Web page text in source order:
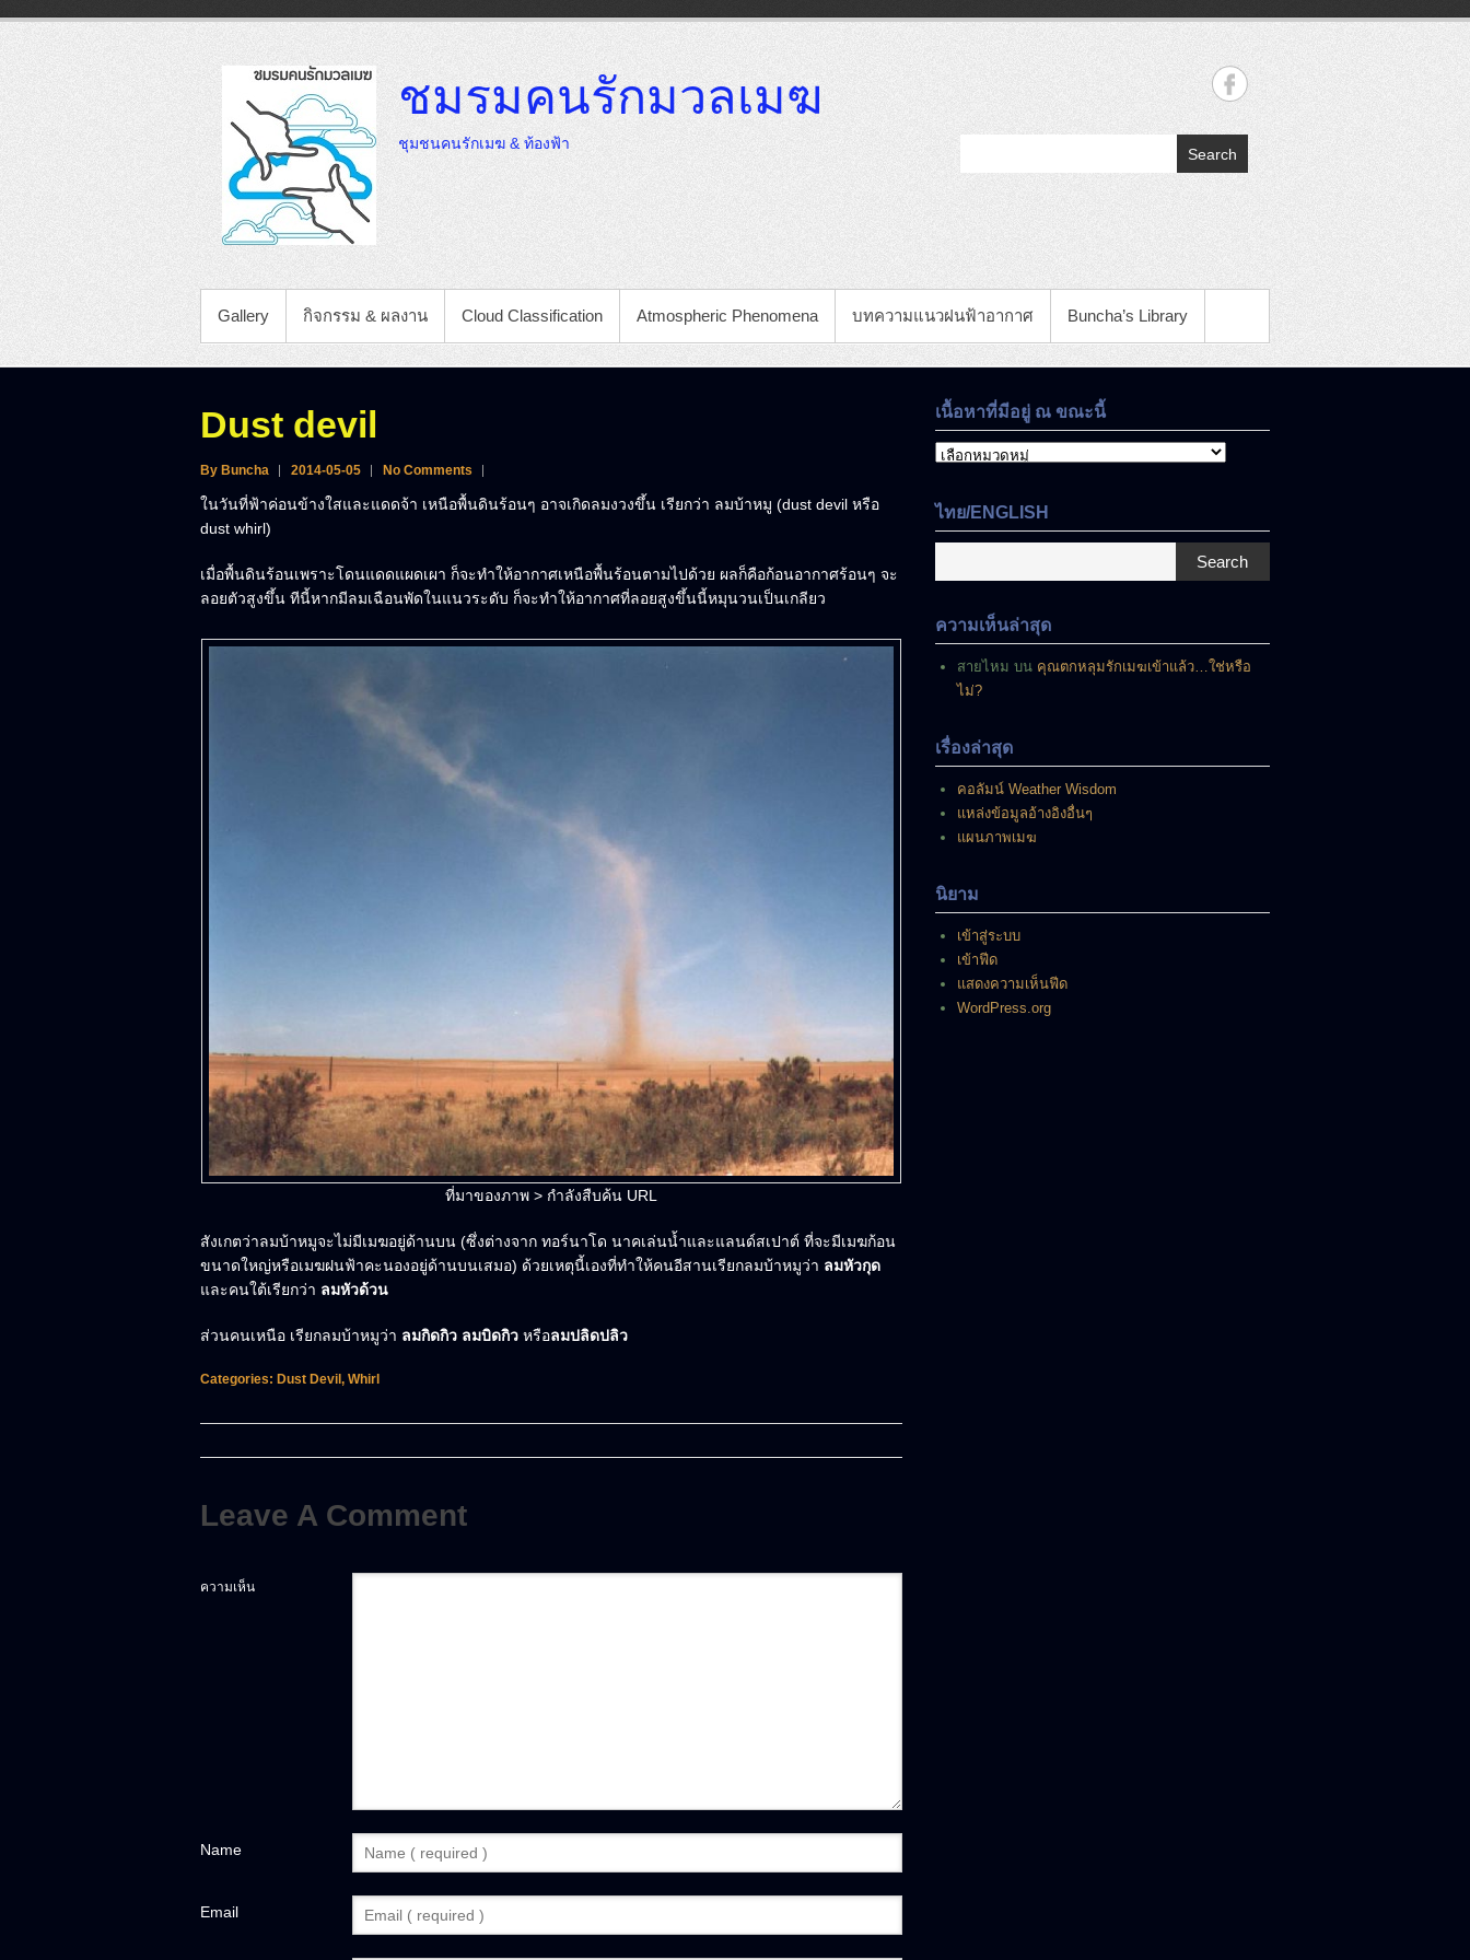
content
ชมรมคนรักมวลเมฆ
ชุมชนคนรักเมฆ & ท้องฟ้า
Search
PRIMARY MENU
Gallery กิจกรรม & ผลงาน Cloud Classification Atmospheric Phenomena บทความแนวฝนฟ้าอากาศ Buncha’s Library
Dust devil
By Buncha 2014-05-05 No Comments
ในวันที่ฟ้าค่อนข้างใสและแดดจ้า เหนือพื้นดินร้อนๆ อาจเกิดลมงวงขึ้น เรียกว่า ลมบ้าหมู (dust devil หรือ
dust whirl)
เมื่อพื้นดินร้อนเพราะโดนแดดแผดเผา ก็จะทำให้อากาศเหนือพื้นร้อนตามไปด้วย ผลก็คือก้อนอากาศร้อนๆ จะ
ลอยตัวสูงขึ้น ทีนี้หากมีลมเฉือนพัดในแนวระดับ ก็จะทำให้อากาศที่ลอยสูงขึ้นนี้หมุนวนเป็นเกลียว
ที่มาของภาพ > กำลังสืบค้น URL
สังเกตว่าลมบ้าหมูจะไม่มีเมฆอยู่ด้านบน (ซึ่งต่างจาก ทอร์นาโด นาคเล่นน้ำและแลนด์สเปาต์ ที่จะมีเมฆก้อน
ขนาดใหญ่หรือเมฆฝนฟ้าคะนองอยู่ด้านบนเสมอ) ด้วยเหตุนี้เองที่ทำให้คนอีสานเรียกลมบ้าหมูว่า ลมหัวกุด
และคนใต้เรียกว่า ลมหัวด้วน
ส่วนคนเหนือ เรียกลมบ้าหมูว่า ลมกิดกิว ลมบิดกิว หรือลมปลิดปลิว
Categories: Dust Devil , Whirl
Leave A Comment
ความเห็น
Name
Email
เนื้อหาที่มีอยู่ ณ ขณะนี้
เนื้อหา
มี
ไทย/ENGLISH
Search
ความเห็นล่าสุด
สายไหม บน คุณตกหลุมรักเมฆเข้าแล้ว…ใช่หรือ
ไม่?
เรื่องล่าสุด
คอลัมน์ Weather Wisdom
แหล่งข้อมูลอ้างอิงอื่นๆ
แผนภาพเมฆ
นิยาม
เข้าสู่ระบบ
เข้าฟีด
แสดงความเห็นฟีด
WordPress.org